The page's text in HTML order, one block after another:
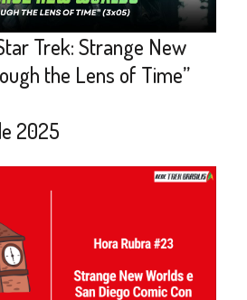
Trek: Strange New
the Lens of Time”
2025